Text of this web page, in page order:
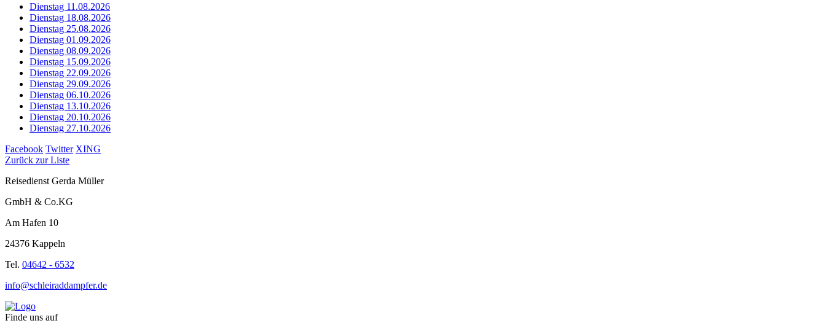
Dienstag 11.08.2026
Dienstag 18.08.2026
Dienstag 25.08.2026
Dienstag 01.09.2026
Dienstag 08.09.2026
Dienstag 15.09.2026
Dienstag 22.09.2026
Dienstag 29.09.2026
Dienstag 06.10.2026
Dienstag 13.10.2026
Dienstag 20.10.2026
Dienstag 27.10.2026
Facebook Twitter XING
Zurück zur Liste
Reisedienst Gerda Müller
GmbH & Co.KG
Am Hafen 10
24376 Kappeln
Tel. 04642 - 6532
info@schleiraddampfer.de
Finde uns auf